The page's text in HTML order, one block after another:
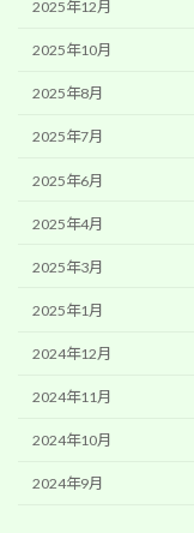
2025年12月
2025年10月
2025年8月
2025年7月
2025年6月
2025年4月
2025年3月
2025年1月
2024年12月
2024年11月
2024年10月
2024年9月